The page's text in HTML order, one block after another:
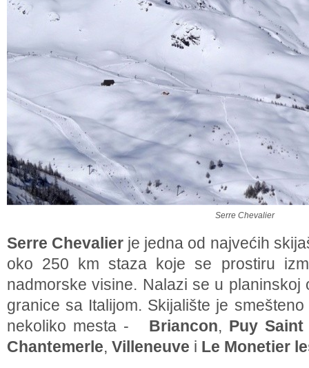
Serre Chevalier
Serre Chevalier je jedna od najvećih
oko 250 km staza koje se prostiru
nadmorske visine. Nalazi se u planinskoj
granice sa Italijom. Skijalište je
nekoliko mesta - Briancon, Puy Saint
Chantemerle, Villeneuve i Le Monetier